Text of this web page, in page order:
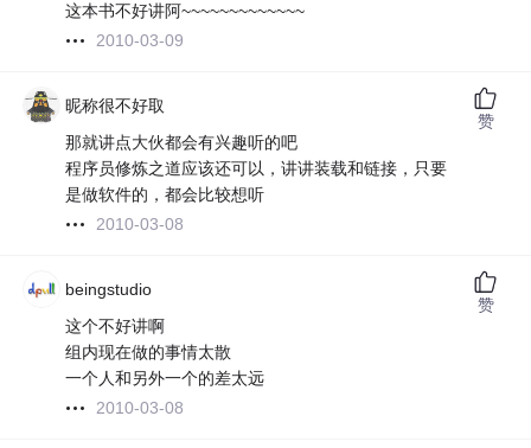
这本书不好讲阿~~~~~~~~~~~~~
2010-03-09
昵称很不好取
那就讲点大伙都会有兴趣听的吧
程序员修炼之道应该还可以，讲讲装载和链接，只要
是做软件的，都会比较想听
2010-03-08
赞
beingstudio
这个不好讲啊
组内现在做的事情太散
一个人和另外一个的差太远
2010-03-08
赞